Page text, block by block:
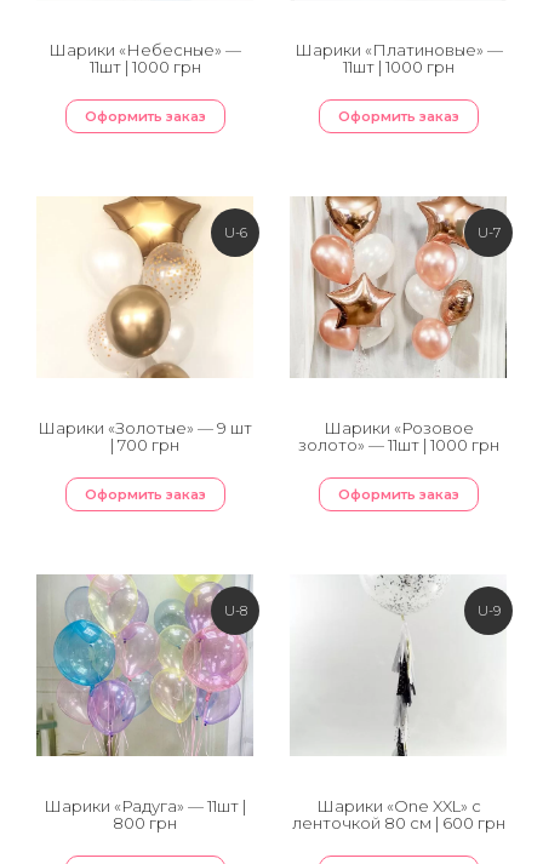
Шарики «Небесные» —
11шт | 1000 грн
Оформить заказ
Шарики «Платиновые» —
11шт | 1000 грн
Оформить заказ
U-6
Шарики «Золотые» — 9 шт
| 700 грн
Оформить заказ
U-7
Шарики «Розовое
золото» — 11шт | 1000 грн
Оформить заказ
U-8
Шарики «Радуга» — 11шт |
800 грн
U-9
Шарики «One XXL» с
ленточкой 80 см | 600 грн